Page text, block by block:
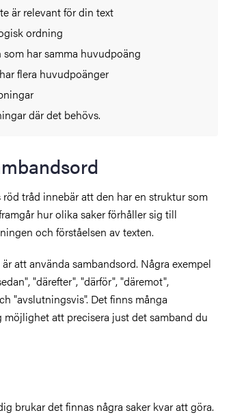
är relevant för din text
ordning
har samma huvudpoäng
flera huvudpoänger
där det behövs.
tråd innebär att den har en struktur som
hur olika saker förhåller sig till
och förståelsen av texten.
att använda sambandsord. Några exempel
"därefter", "därför", "däremot",
"avslutningsvis". Det finns många
att precisera just det samband du
brukar det finnas några saker kvar att göra.